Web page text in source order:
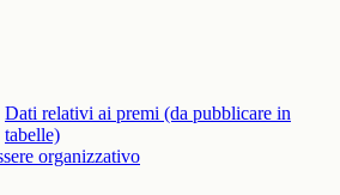
Dati relativi ai premi (da pubblicare in
tabelle)
organizzativo